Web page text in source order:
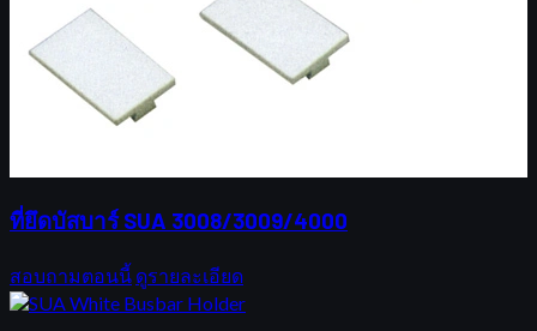
ที่ยึดบัสบาร์ SUA 3008/3009/4000
สอบถามตอนนี้ ดูรายละเอียด